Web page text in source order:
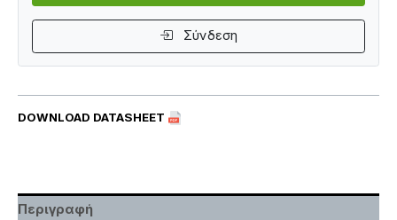
DOWNLOAD DATASHEET
Σύνδεση
Περιγραφή